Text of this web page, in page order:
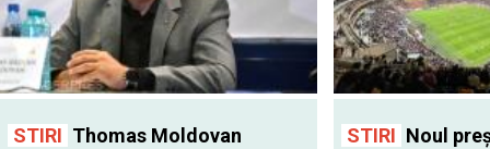
STIRI Thomas Moldovan
STIRI Noul